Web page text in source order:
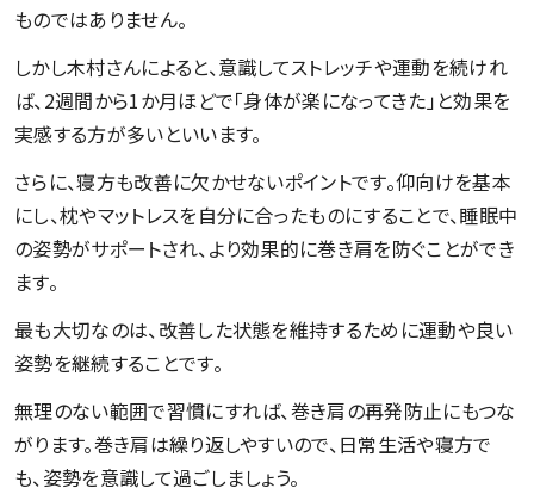
ものではありません。
しかし木村さんによると、意識してストレッチや運動を続けれ
ば、2週間から1か月ほどで「身体が楽になってきた」と効果を
実感する方が多いといいます。
さらに、寝方も改善に欠かせないポイントです。仰向けを基本
にし、枕やマットレスを自分に合ったものにすることで、睡眠中
の姿勢がサポートされ、より効果的に巻き肩を防ぐことができ
ます。
最も大切なのは、改善した状態を維持するために運動や良い
姿勢を継続することです。
無理のない範囲で習慣にすれば、巻き肩の再発防止にもつな
がります。巻き肩は繰り返しやすいので、日常生活や寝方で
も、姿勢を意識して過ごしましょう。